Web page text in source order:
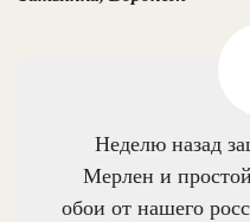
Неделю назад
Мерлен и
обои от нашего